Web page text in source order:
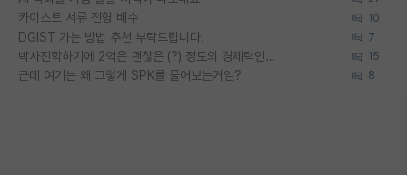
카이스트 서류 전형 배수 10
DGIST 가는 방법 추천 부탁드립니다. 7
박사진학하기에 2억은 괜찮은 (?) 정도의 경제력인가요 15
근데 여기는 왜 그렇게 SPK를 물어보는거임? 8